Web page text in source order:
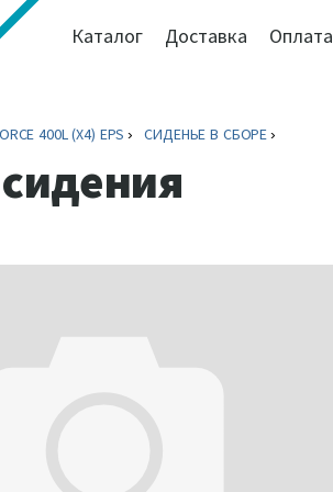
Каталог Доставка Оплата
400L (X4) EPS СИДЕНЬЕ В СБОРЕ